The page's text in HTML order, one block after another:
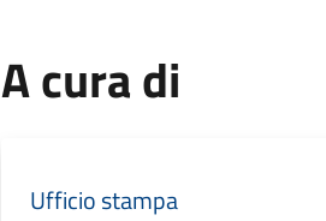
A cura di
Ufficio stampa